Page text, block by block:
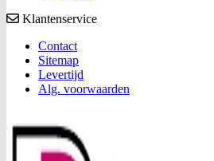
Klantenservice
Contact
Sitemap
Levertijd
Alg. voorwaarden